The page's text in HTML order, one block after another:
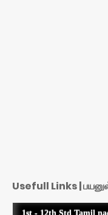
Usefull Links |